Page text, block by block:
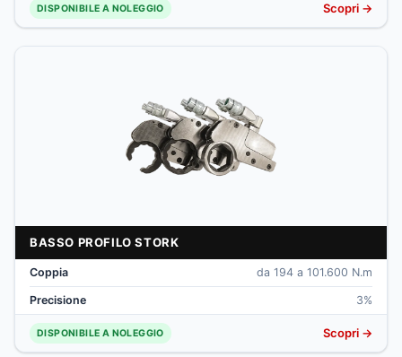
DISPONIBILE A NOLEGGIO Scopri →
BASSO PROFILO STORK
Coppia da 194 a 101.600 N.m
Precisione 3%
DISPONIBILE A NOLEGGIO Scopri →